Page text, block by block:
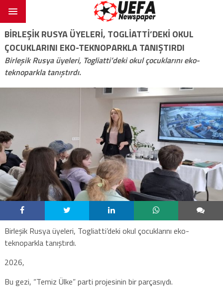
BIRLEŞIK RUSYA ÜYELERI, TOGLIATTI’DEKI OKUL
ÇOCUKLARINI EKO-TEKNOPARKLA TANIŞTIRDI
Birleşik Rusya üyeleri, Togliatti’deki okul çocuklarını eko-
teknoparkla tanıştırdı.
Birleşik Rusya üyeleri, Togliatti’deki okul çocuklarını eko-
teknoparkla tanıştırdı.
2026,
Bu gezi, “Temiz Ülke” parti projesinin bir parçasıydı.